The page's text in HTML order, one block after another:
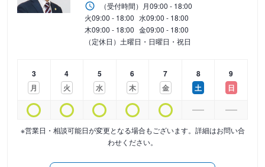
（受付時間） 月09:00 - 18:00
火09:00 - 18:00 水09:00 - 18:00
木09:00 - 18:00 金09:00 - 18:00
（定休日）土曜日・日曜日・祝日
3
月
4
火
5
水
6
木
7
金
8
土
9
日
※営業日・相談可能日が変更となる場合もございます。詳細はお問い合
わせください。